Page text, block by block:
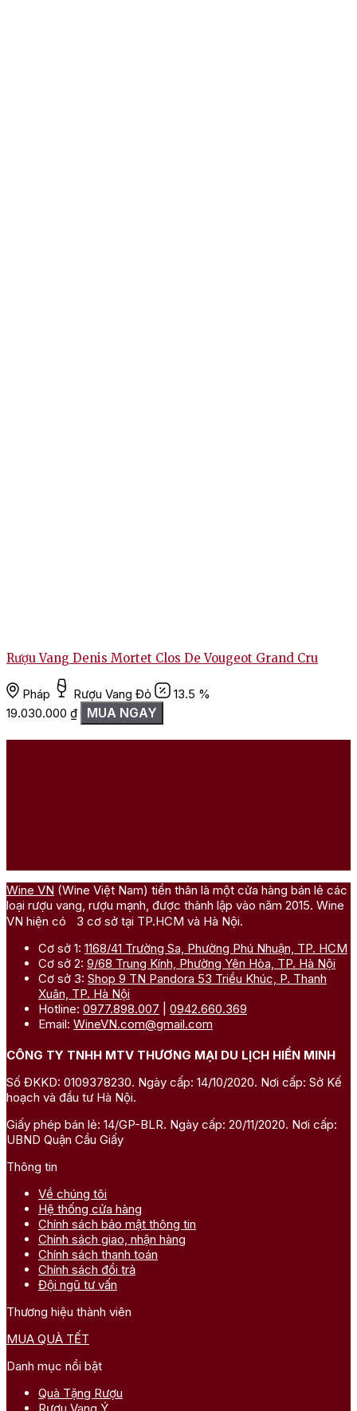
Rượu Vang Denis Mortet Clos De Vougeot Grand Cru
Pháp Rượu Vang Đỏ
13.5 %
19.030.000 ₫ MUA NGAY
Wine VN (Wine Việt Nam) tiền thân là một cửa hàng bán lẻ các
loại rượu vang, rượu mạnh, được thành lập vào năm 2015. Wine
VN hiện có 3 cơ sở tại TP.HCM và Hà Nội.
Cơ sở 1: 1168/41 Trường Sa, Phường Phú Nhuận, TP. HCM
Cơ sở 2: 9/68 Trung Kính, Phường Yên Hòa, TP. Hà Nội
Cơ sở 3: Shop 9 TN Pandora 53 Triều Khúc, P. Thanh
Xuân, TP. Hà Nội
Hotline: 0977.898.007
0942.660.369
Email: WineVN.com@gmail.com
CÔNG TY TNHH MTV THƯƠNG MẠI DU LỊCH HIỀN MINH
Số ĐKKD: 0109378230. Ngày cấp: 14/10/2020. Nơi cấp: Sở Kế
hoạch và đầu tư Hà Nội.
Giấy phép bán lẻ: 14/GP-BLR. Ngày cấp: 20/11/2020. Nơi cấp:
UBND Quận Cầu Giấy
Thông tin
Về chúng tôi
Hệ thống cửa hàng
Chính sách bảo mật thông tin
Chính sách giao, nhận hàng
Chính sách thanh toán
Chính sách đổi trả
Đội ngũ tư vấn
Thương hiệu thành viên
MUA QUÀ TẾT
Danh mục nổi bật
Quà Tặng Rượu